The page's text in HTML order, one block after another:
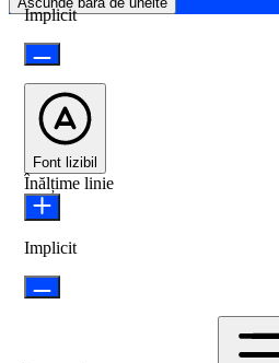
Implicit
Font lizibil
Înălțime linie
Implicit